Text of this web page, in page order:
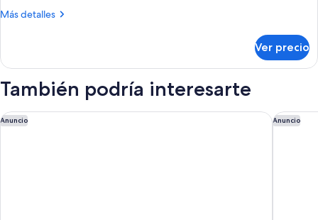
habitaciones
Más detalles
Más
Premier,
habitaciones
Ver precio
También podría interesarte
Anuncio
JW Marriott Los Angeles L.A. LIVE Anuncio
Hotel